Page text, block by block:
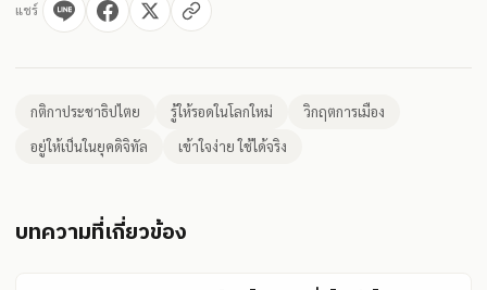
แชร์
กติกาประชาธิปไตย รู้ให้รอดในโลกใหม่
วิกฤตการเมือง
อยู่ให้เป็นในยุคดิจิทัล
เข้าใจง่าย ใช้ได้จริง
บทความที่เกี่ยวข้อง